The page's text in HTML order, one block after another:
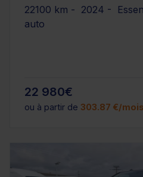
22100 km - 2024 -
auto
22 980€
ou à partir de 303.87 €/mois